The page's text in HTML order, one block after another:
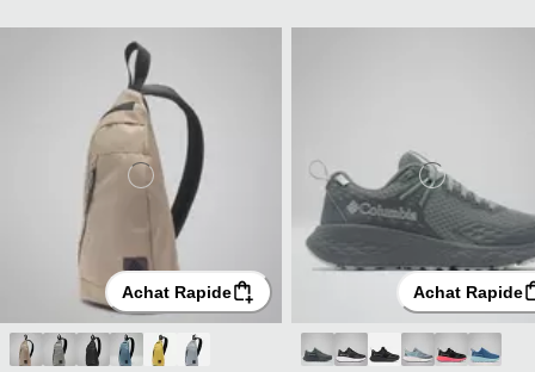
Achat Rapide Achat Rapide